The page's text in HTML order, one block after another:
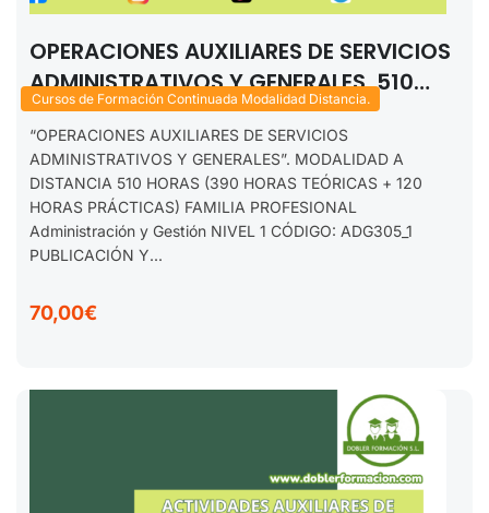
Cursos de Formación Continuada Modalidad Distancia.
OPERACIONES AUXILIARES DE SERVICIOS
ADMINISTRATIVOS Y GENERALES. 510
HORAS. MODALIDAD DISTANCIA. 2025
“OPERACIONES AUXILIARES DE SERVICIOS
ADMINISTRATIVOS Y GENERALES”. MODALIDAD A
DISTANCIA 510 HORAS (390 HORAS TEÓRICAS + 120
HORAS PRÁCTICAS) FAMILIA PROFESIONAL
Administración y Gestión NIVEL 1 CÓDIGO: ADG305_1
PUBLICACIÓN Y...
70,00€